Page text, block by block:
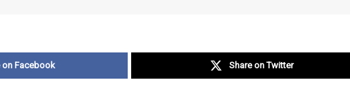
on Facebook Share on Twitter